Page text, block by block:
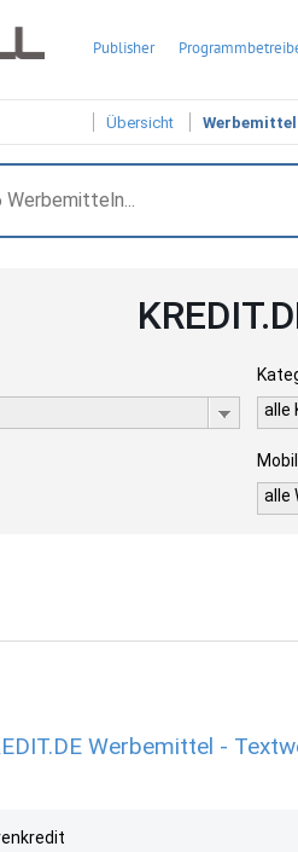
Publisher
Übersicht Werbemittel
alle
alle
Werbemittel -